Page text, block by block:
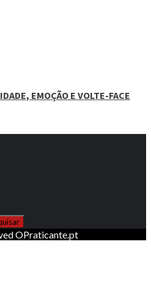
EMOÇÃO E VOLTE-FACE
OPraticante.pt